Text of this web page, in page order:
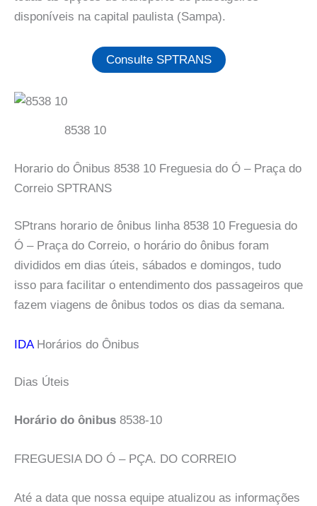
disponíveis na capital paulista (Sampa).
Consulte SPTRANS
8538 10
Horario do Ônibus 8538 10 Freguesia do Ó – Praça do
Correio SPTRANS
SPtrans horario de ônibus linha 8538 10 Freguesia do
Ó – Praça do Correio, o horário do ônibus foram
divididos em dias úteis, sábados e domingos, tudo
isso para facilitar o entendimento dos passageiros que
fazem viagens de ônibus todos os dias da semana.
IDAHorários do Ônibus
Dias Úteis
Horário do ônibus 8538-10
FREGUESIA DO Ó – PÇA. DO CORREIO
Até a data que nossa equipe atualizou as informações